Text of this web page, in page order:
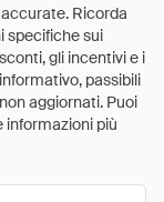
Ricorda
specifiche sui
gli incentivi e i
passibili
aggiornati. Puoi
informazioni più